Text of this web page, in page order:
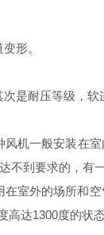
形。
耐压等级，软
机一般安装在
到要求的，有
室外的场所和
达1300度的状